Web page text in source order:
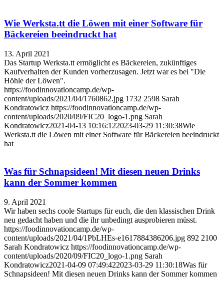
Wie Werksta.tt die Löwen mit einer Software für
Bäckereien beeindruckt hat
13. April 2021
Das Startup Werksta.tt ermöglicht es Bäckereien, zukünftiges
Kaufverhalten der Kunden vorherzusagen. Jetzt war es bei "Die
Höhle der Löwen".
https://foodinnovationcamp.de/wp-
content/uploads/2021/04/1760862.jpg 1732 2598 Sarah
Kondratowicz https://foodinnovationcamp.de/wp-
content/uploads/2020/09/FIC20_logo-1.png Sarah
Kondratowicz2021-04-13 10:16:122023-03-29 11:30:38Wie
Werksta.tt die Löwen mit einer Software für Bäckereien beeindruckt
hat
Was für Schnapsideen! Mit diesen neuen Drinks
kann der Sommer kommen
9. April 2021
Wir haben sechs coole Startups für euch, die den klassischen Drink
neu gedacht haben und die ihr unbedingt ausprobieren müsst.
https://foodinnovationcamp.de/wp-
content/uploads/2021/04/1PbLHEs-e1617884386206.jpg 892 2100
Sarah Kondratowicz https://foodinnovationcamp.de/wp-
content/uploads/2020/09/FIC20_logo-1.png Sarah
Kondratowicz2021-04-09 07:49:422023-03-29 11:30:18Was für
Schnapsideen! Mit diesen neuen Drinks kann der Sommer kommen